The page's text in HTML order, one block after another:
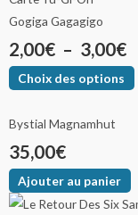
Gogiga Gagagigo
2,00€ – 3,00€
Choix des options
Bystial Magnamhut
35,00€
Ajouter au panier